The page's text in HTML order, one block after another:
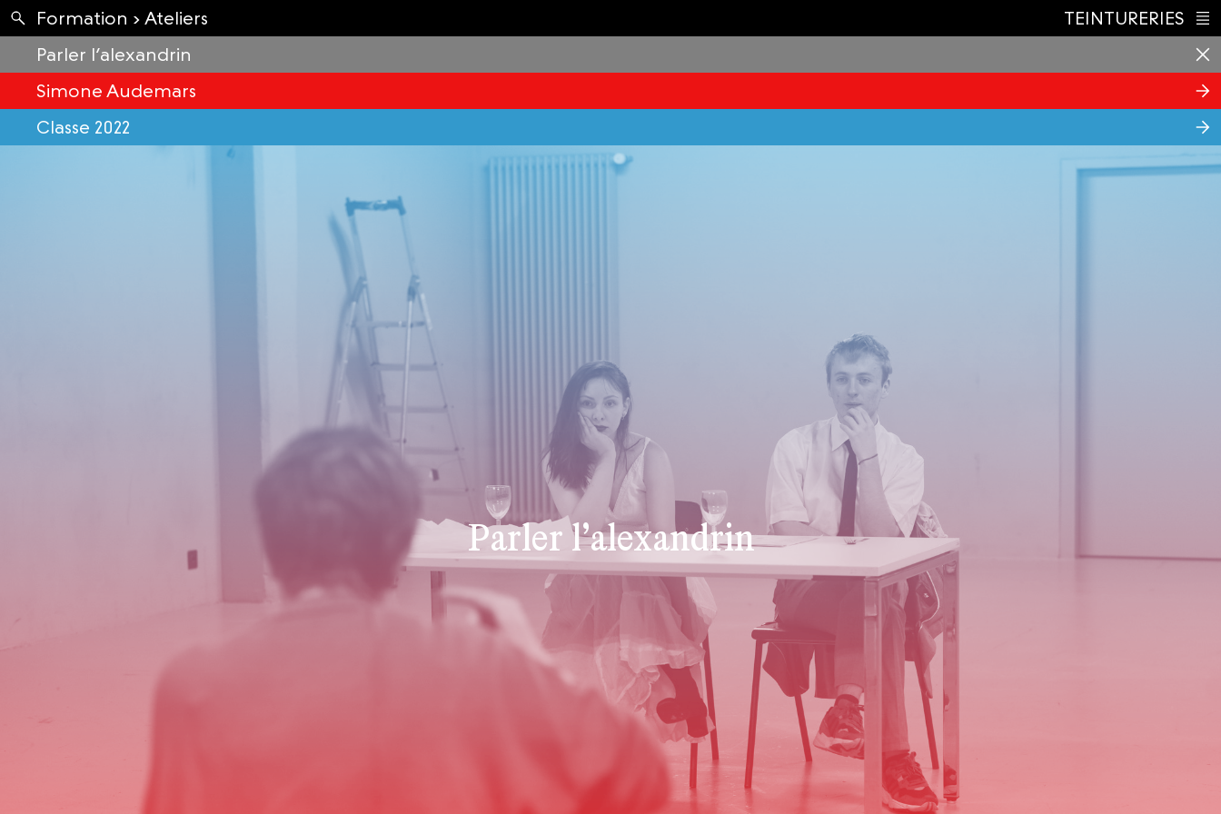
Formation › Ateliers
TEINTURERIES
Parler l’alexandrin
Simone Audemars
Classe 2022
Parler l’alexandrin